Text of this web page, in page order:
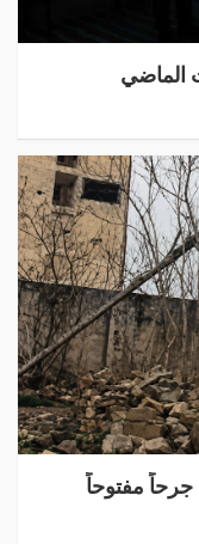
الماضي
جرحاً مفتوحاً